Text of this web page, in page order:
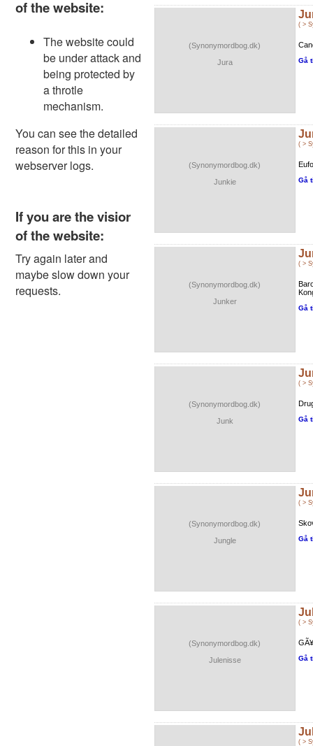
(Synonymordbog.dk)
Jura
( >
Gå
(Synonymordbog.dk)
Junkie
( >
Gå
(Synonymordbog.dk)
Junker
( >
Gå
(Synonymordbog.dk)
Junk
( >
Gå
(Synonymordbog.dk)
Jungle
( >
Gå
(Synonymordbog.dk)
Julenisse
( >
Gå
( >